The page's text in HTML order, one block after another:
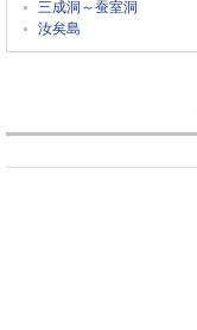
三成洞～蚕室洞
汝矣島